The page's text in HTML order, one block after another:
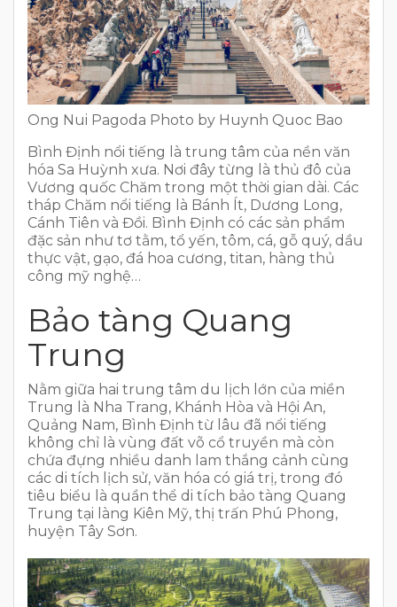
Ong Nui Pagoda Photo by Huynh Quoc Bao
Bình Định nổi tiếng là trung tâm của nền văn
hóa Sa Huỳnh xưa. Nơi đây từng là thủ đô của
Vương quốc Chăm trong một thời gian dài. Các
tháp Chăm nổi tiếng là Bánh Ít, Dương Long,
Cánh Tiên và Đồi. Bình Định có các sản phẩm
đặc sản như tơ tằm, tổ yến, tôm, cá, gỗ quý, dầu
thực vật, gạo, đá hoa cương, titan, hàng thủ
công mỹ nghệ…
Bảo tàng Quang
Trung
Nằm giữa hai trung tâm du lịch lớn của miền
Trung là Nha Trang, Khánh Hòa và Hội An,
Quảng Nam, Bình Định từ lâu đã nổi tiếng
không chỉ là vùng đất võ cổ truyền mà còn
chứa đựng nhiều danh lam thắng cảnh cùng
các di tích lịch sử, văn hóa có giá trị, trong đó
tiêu biểu là quần thể di tích bảo tàng Quang
Trung tại làng Kiên Mỹ, thị trấn Phú Phong,
huyện Tây Sơn.